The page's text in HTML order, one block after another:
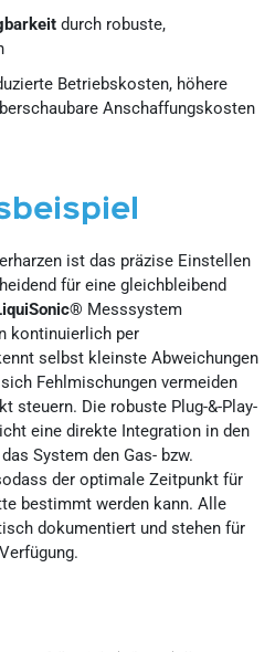
durch robuste,
Betriebskosten, höhere
Anschaffungskosten
ist das präzise Einstellen
für eine gleichbleibend
Messsystem
kontinuierlich per
selbst kleinste Abweichungen
Fehlmischungen vermeiden
steuern. Die robuste Plug-&-Play-
eine direkte Integration in den
System den Gas- bzw.
der optimale Zeitpunkt für
bestimmt werden kann. Alle
dokumentiert und stehen für